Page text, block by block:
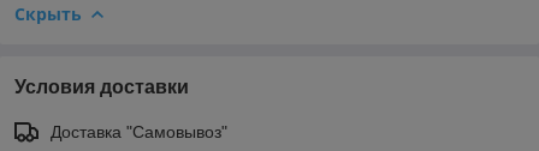
Скрыть
Условия доставки
Доставка "Самовывоз"